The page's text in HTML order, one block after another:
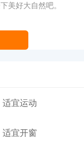
美好大自然吧。
适宜运动
适宜开窗